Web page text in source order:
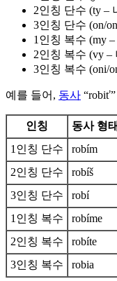
2인칭 단수 (ty –
3인칭 단수 (on/
1인칭 복수 (my
2인칭 복수 (vy –
3인칭 복수 (oni/
예를 들어, 동사
인칭
동사 형태
1인칭 단수
robím
2인칭 단수
robíš
3인칭 단수
robí
1인칭 복수
robíme
2인칭 복수
robíte
3인칭 복수
robia